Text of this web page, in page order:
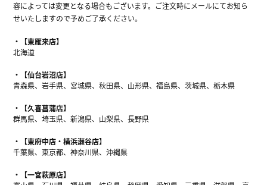
容によっては変更となる場合もございます。ご注文時にメールにてお知ら
せいたしますので予めご了承ください。
【東雁来店】
北海道
【仙台岩沼店】
青森県、岩手県、宮城県、秋田県、山形県、福島県、茨城県、栃木県
【久喜菖蒲店】
群馬県、埼玉県、新潟県、山梨県、長野県
【東府中店・横浜瀬谷店】
千葉県、東京都、神奈川県、沖縄県
【一宮萩原店】